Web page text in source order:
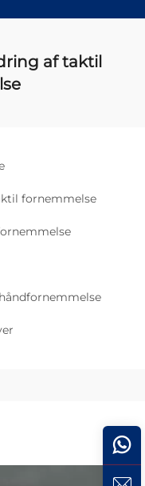
af taktil
fornemmelse